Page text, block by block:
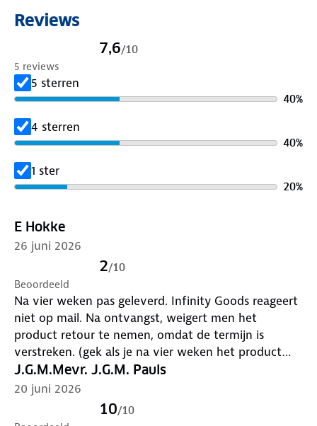
en licht. • ontwerp: Bestand tegen spatwater en
geschikt voor alle weersomstandigheden. • Veelzijdig:
Geschikt voor thuis, op reis en tijdens avonturen. •
Altijd voorbereid dankzij de multifunctionele
functies. • Drie oplaadopties: zonne-energie,
onderweg. • Ingebouwde 2000 mAh powerbank
voor telefoons en apparaten. • Krachtige zaklamp
voor noodsituaties en dagelijks gebruik. • Ontvangt
zowel AM (520-1600 KHz) als FM (87-108 MHz)
radiozenders. • IPX3 spatwaterdicht voor alle
extra veiligheid. • Gemakkelijk in gebruik, geschikt
voor jong en oud. • Inclusief USB-C kabel voor
opladen. Multifunctioneel ontwerp, altijd voorbereid
op onverwachte situaties
De Brixy noodradio is ontworpen om te presteren in
elke situatie. Het apparaat ontvangt zowel AM als
FM-radiozenders, zodat je altijd toegang hebt tot
belangrijke nieuwsupdates of je muziek. Daarnaast
fungeert het als een krachtige zaklamp — perfect
voor donkere avonden of noodgevallen. Met de
ingebouwde 2000 mAh powerbank houd je je
apparaten opgeladen, zelfs als de stroom uitvalt. De
Reviews
7,6/10
5 reviews
5 sterren
40%
4 sterren
40%
1 ster
20%
E Hokke
26 juni 2026
2/10
Beoordeeld
Na vier weken pas geleverd. Infinity Goods reageert
niet op mail. Na ontvangst, weigert men het
product retour te nemen, omdat de termijn is
verstreken. (gek als je na vier weken het product
levert)
J.G.M.Mevr. J.G.M. Pauls
20 juni 2026
10/10